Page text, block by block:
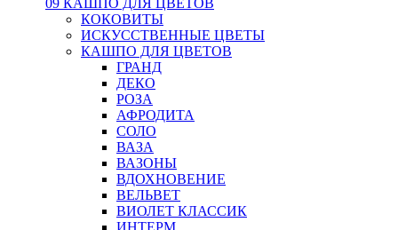
09 КАШПО ДЛЯ ЦВЕТОВ
КОКОВИТЫ
ИСКУССТВЕННЫЕ ЦВЕТЫ
КАШПО ДЛЯ ЦВЕТОВ
ГРАНД
ДЕКО
РОЗА
АФРОДИТА
СОЛО
ВАЗА
ВАЗОНЫ
ВДОХНОВЕНИЕ
ВЕЛЬВЕТ
ВИОЛЕТ КЛАССИК
ИНТЕРМ